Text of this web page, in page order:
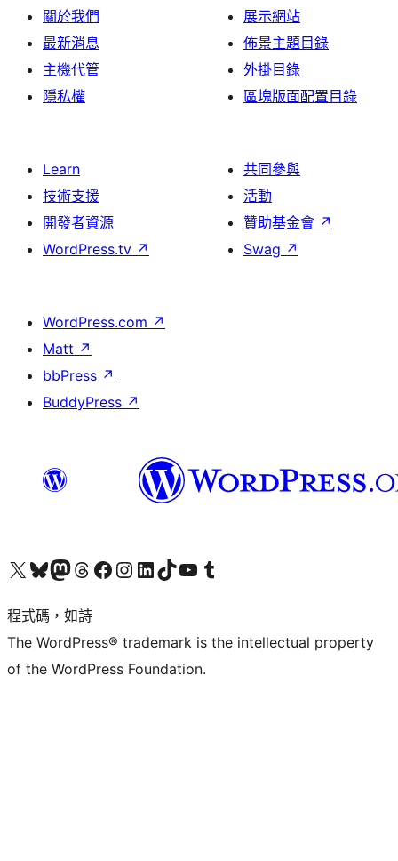
關於我們
最新消息
主機代管
隱私權
展示網站
佈景主題目錄
外掛目錄
區塊版面配置目錄
Learn
技術支援
開發者資源
WordPress.tv ↗
共同參與
活動
贊助基金會 ↗
Swag ↗
WordPress.com ↗
Matt ↗
bbPress ↗
BuddyPress ↗
查看我們的 X (之前的 Twitter) 帳號造訪我們的 Bluesky 帳號造訪我們的 Mastodon 帳號造訪我們的 Threads 帳號 造訪我們的 Facebook 粉絲專頁Visit our Instagram account
Visit our LinkedIn account
造訪我們的 TikTok 帳號Visit our YouTube channel
造訪我們的 Tumblr 帳號
程式碼，如詩
The WordPress® trademark is the intellectual property
of the WordPress Foundation.